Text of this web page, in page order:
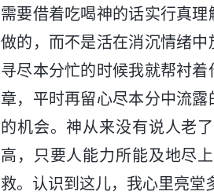
需要借着吃喝神的话实行真
做的，而不是活在消沉情绪
寻尽本分忙的时候我就帮衬
章，平时再留心尽本分中流
的机会。神从来没有说人老
高，只要人能力所能及地尽
救。认识到这儿，我心里亮堂